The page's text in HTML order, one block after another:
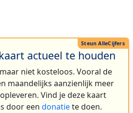
actueel te houden
niet kosteloos. Vooral de
maandelijks aanzienlijk meer
Vind je deze kaart
door een donatiete doen.